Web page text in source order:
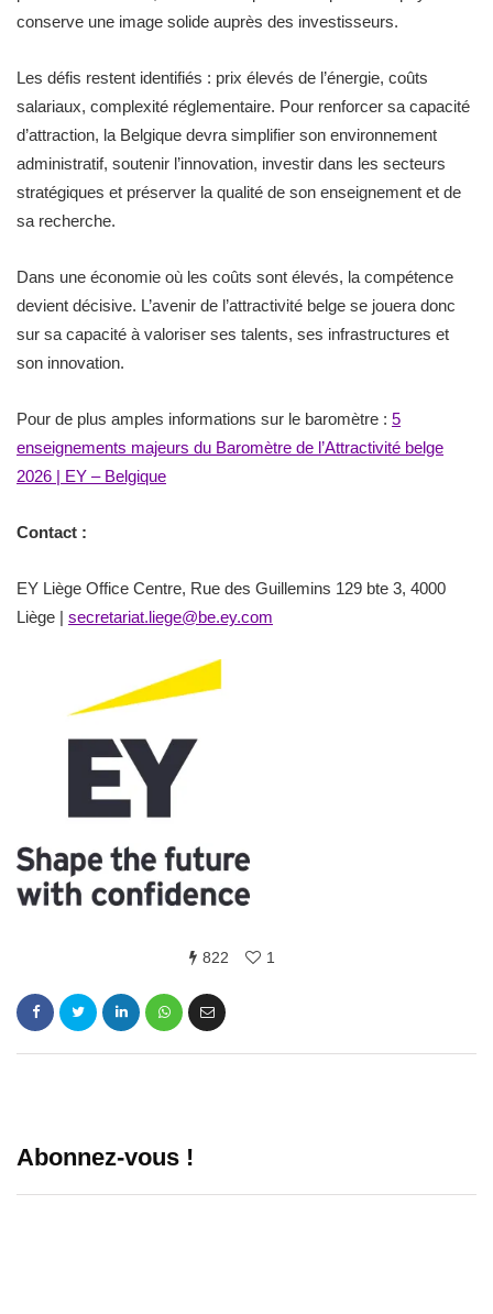
conserve une image solide auprès des investisseurs.
Les défis restent identifiés : prix élevés de l’énergie, coûts
salariaux, complexité réglementaire. Pour renforcer sa capacité
d’attraction, la Belgique devra simplifier son environnement
administratif, soutenir l’innovation, investir dans les secteurs
stratégiques et préserver la qualité de son enseignement et de
sa recherche.
Dans une économie où les coûts sont élevés, la compétence
devient décisive. L’avenir de l’attractivité belge se jouera donc
sur sa capacité à valoriser ses talents, ses infrastructures et
son innovation.
Pour de plus amples informations sur le baromètre : 5
enseignements majeurs du Baromètre de l’Attractivité belge
2026 | EY – Belgique
Contact :
EY Liège Office Centre, Rue des Guillemins 129 bte 3, 4000
Liège | secretariat.liege@be.ey.com
822 1
Abonnez-vous !